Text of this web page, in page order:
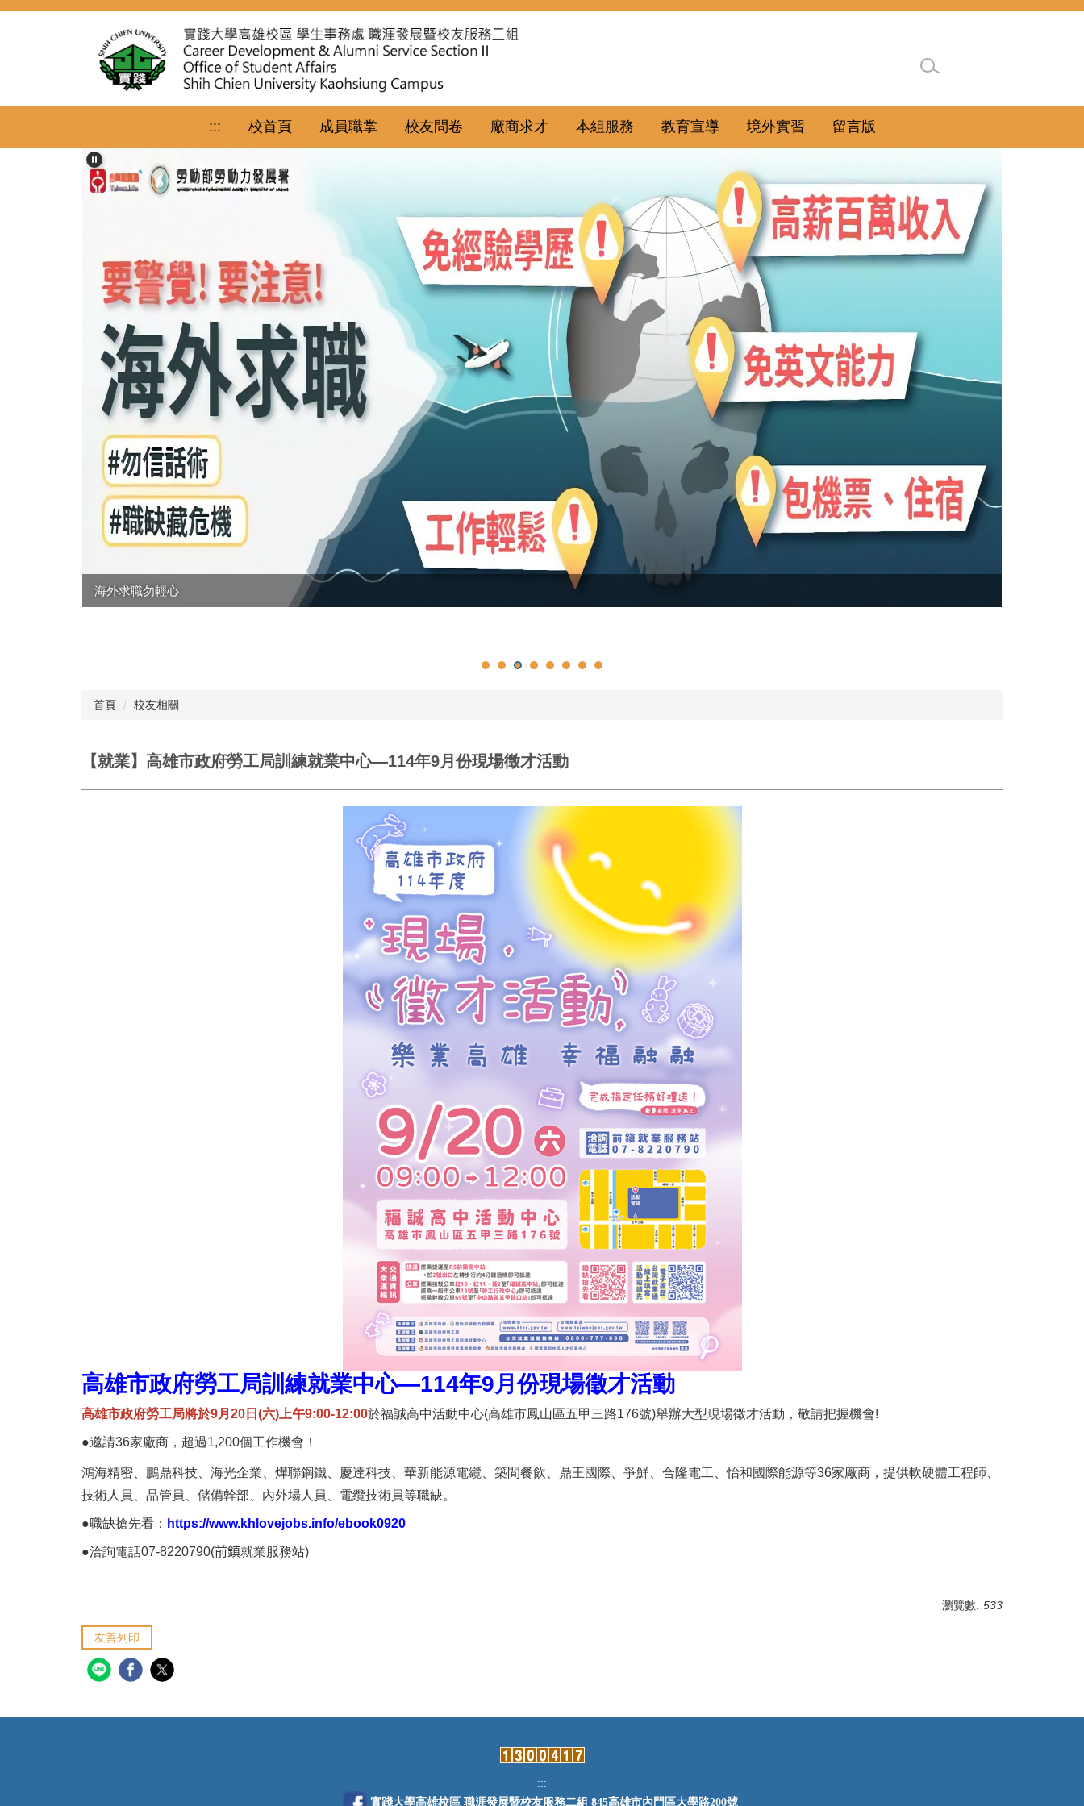
跳
::: 校首頁 成員職掌 校友問卷 廠商求才 本組服務 教育宣導 境外實習 留言版
海外求職勿輕心
首頁 校友相關
【就業】高雄市政府勞工局訓練就業中心—114年9月份現場徵才活動
高雄市政府勞工局訓練就業中心—114年9月份現場徵才活動
高雄市政府勞工局將於9月20日(六)上午9:00-12:00於福誠高中活動中心(高雄市鳳山區五甲三路176號)舉辦大型現場徵才活動，敬請把握機會!
●邀請36家廠商，超過1,200個工作機會！
鴻海精密、鵬鼎科技、海光企業、燁聯鋼鐵、慶達科技、華新能源電纜、築間餐飲、鼎王國際、爭鮮、合隆電工、怡和國際能源等36家廠商，提供軟硬體工程師、
技術人員、品管員、儲備幹部、內外場人員、電纜技術員等職缺。
●職缺搶先看： https://www.khlovejobs.info/ebook0920
●洽詢電話07-8220790(前鎮就業服務站)
瀏覽數: 533
友善列印
:::
實踐大學高雄校區 職涯發展暨校友服務二組 845高雄市內門區大學路200號